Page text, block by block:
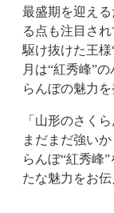
最盛期を迎え
る点も注目さ
駆け抜けた王
月は“紅秀峰”
らんぼの魅力
「山形のさく
まだまだ強い
らんぼ“紅秀峰
たな魅力をお伝